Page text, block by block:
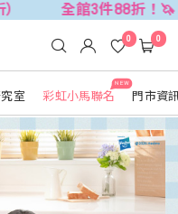
3件88折！🦄 滿$2500折
室
NEW
彩虹小馬聯名 門市資
0 0